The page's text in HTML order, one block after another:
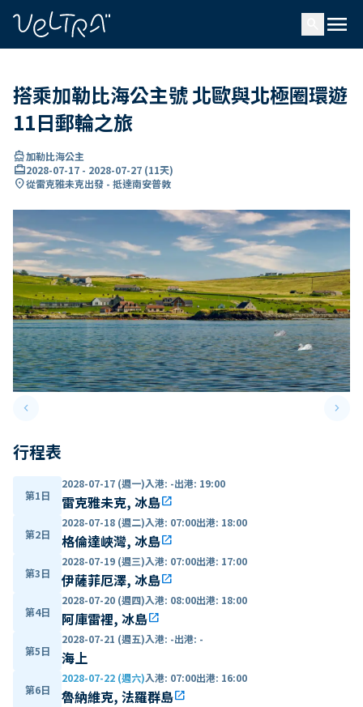
menu
搭乘加勒比海公主號 北歐與北極圈環遊
11日郵輪之旅
directions_boat加勒比海公主
card_travel2028-07-17 - 2028-07-27 (11天)
location_on從雷克雅未克出發 - 抵達南安普敦
keyboard_arrow_leftPrevious slide keyboard_arrow_right
行程表
第1日
2028-07-17 (週一)入港: -出港: 19:00
雷克雅未克, 冰島open_in_new
第2日
2028-07-18 (週二)入港: 07:00出港: 18:00
格倫達峽灣, 冰島open_in_new
第3日
2028-07-19 (週三)入港: 07:00出港: 17:00
伊薩菲厄澤, 冰島open_in_new
第4日
2028-07-20 (週四)入港: 08:00出港: 18:00
阿庫雷裡, 冰島open_in_new
第5日
2028-07-21 (週五)入港: -出港: -
海上
第6日
2028-07-22 (週六)入港: 07:00出港: 16:00
魯納維克, 法羅群島open_in_new